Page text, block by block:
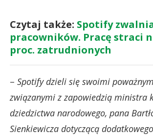
Czytaj także: Spotify
pracowników. Pracę straci
proc. zatrudnionych
– Spotify dzieli się swoimi
związanymi z zapowiedzią ministra
dziedzictwa narodowego, pana
Sienkiewicza dotyczącą dodatkowego